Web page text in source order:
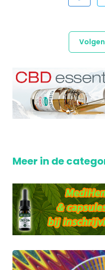
Meer in de